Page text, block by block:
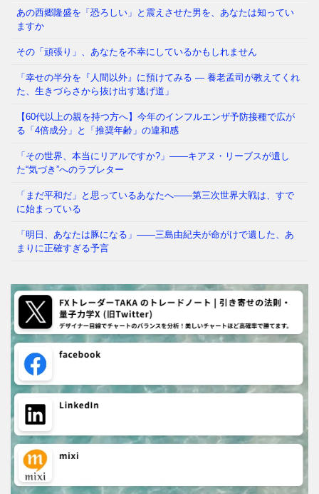
ま避難所に駆け込んだとし⇒ 続きを読む
あの西郷隆盛を「恐ろしい」と震えさせた男を、あなたは知ってい
ますか
その「頑張り」、あなたを不幸にしているかもしれません
「幸せの半分を『人間以外』に預けてみる ― 養老孟司が教えてくれ
た、生きづらさから抜け出す逃げ道」
【60代以上の親を持つ方へ】今年のインフルエンザ予防接種で広が
る「4倍成分」と「推奨年齢」の違和感
「その世界、本当にリアルですか?」——キアヌ・リーブスが遺し
た“気づき”へのラブレター
「まだ平和だ」と思っているあなたへ——第三次世界大戦は、すで
に始まっている
「明日、あなたは豚になる」——三島由紀夫が命がけで遺した、あ
まりに正確すぎる予言